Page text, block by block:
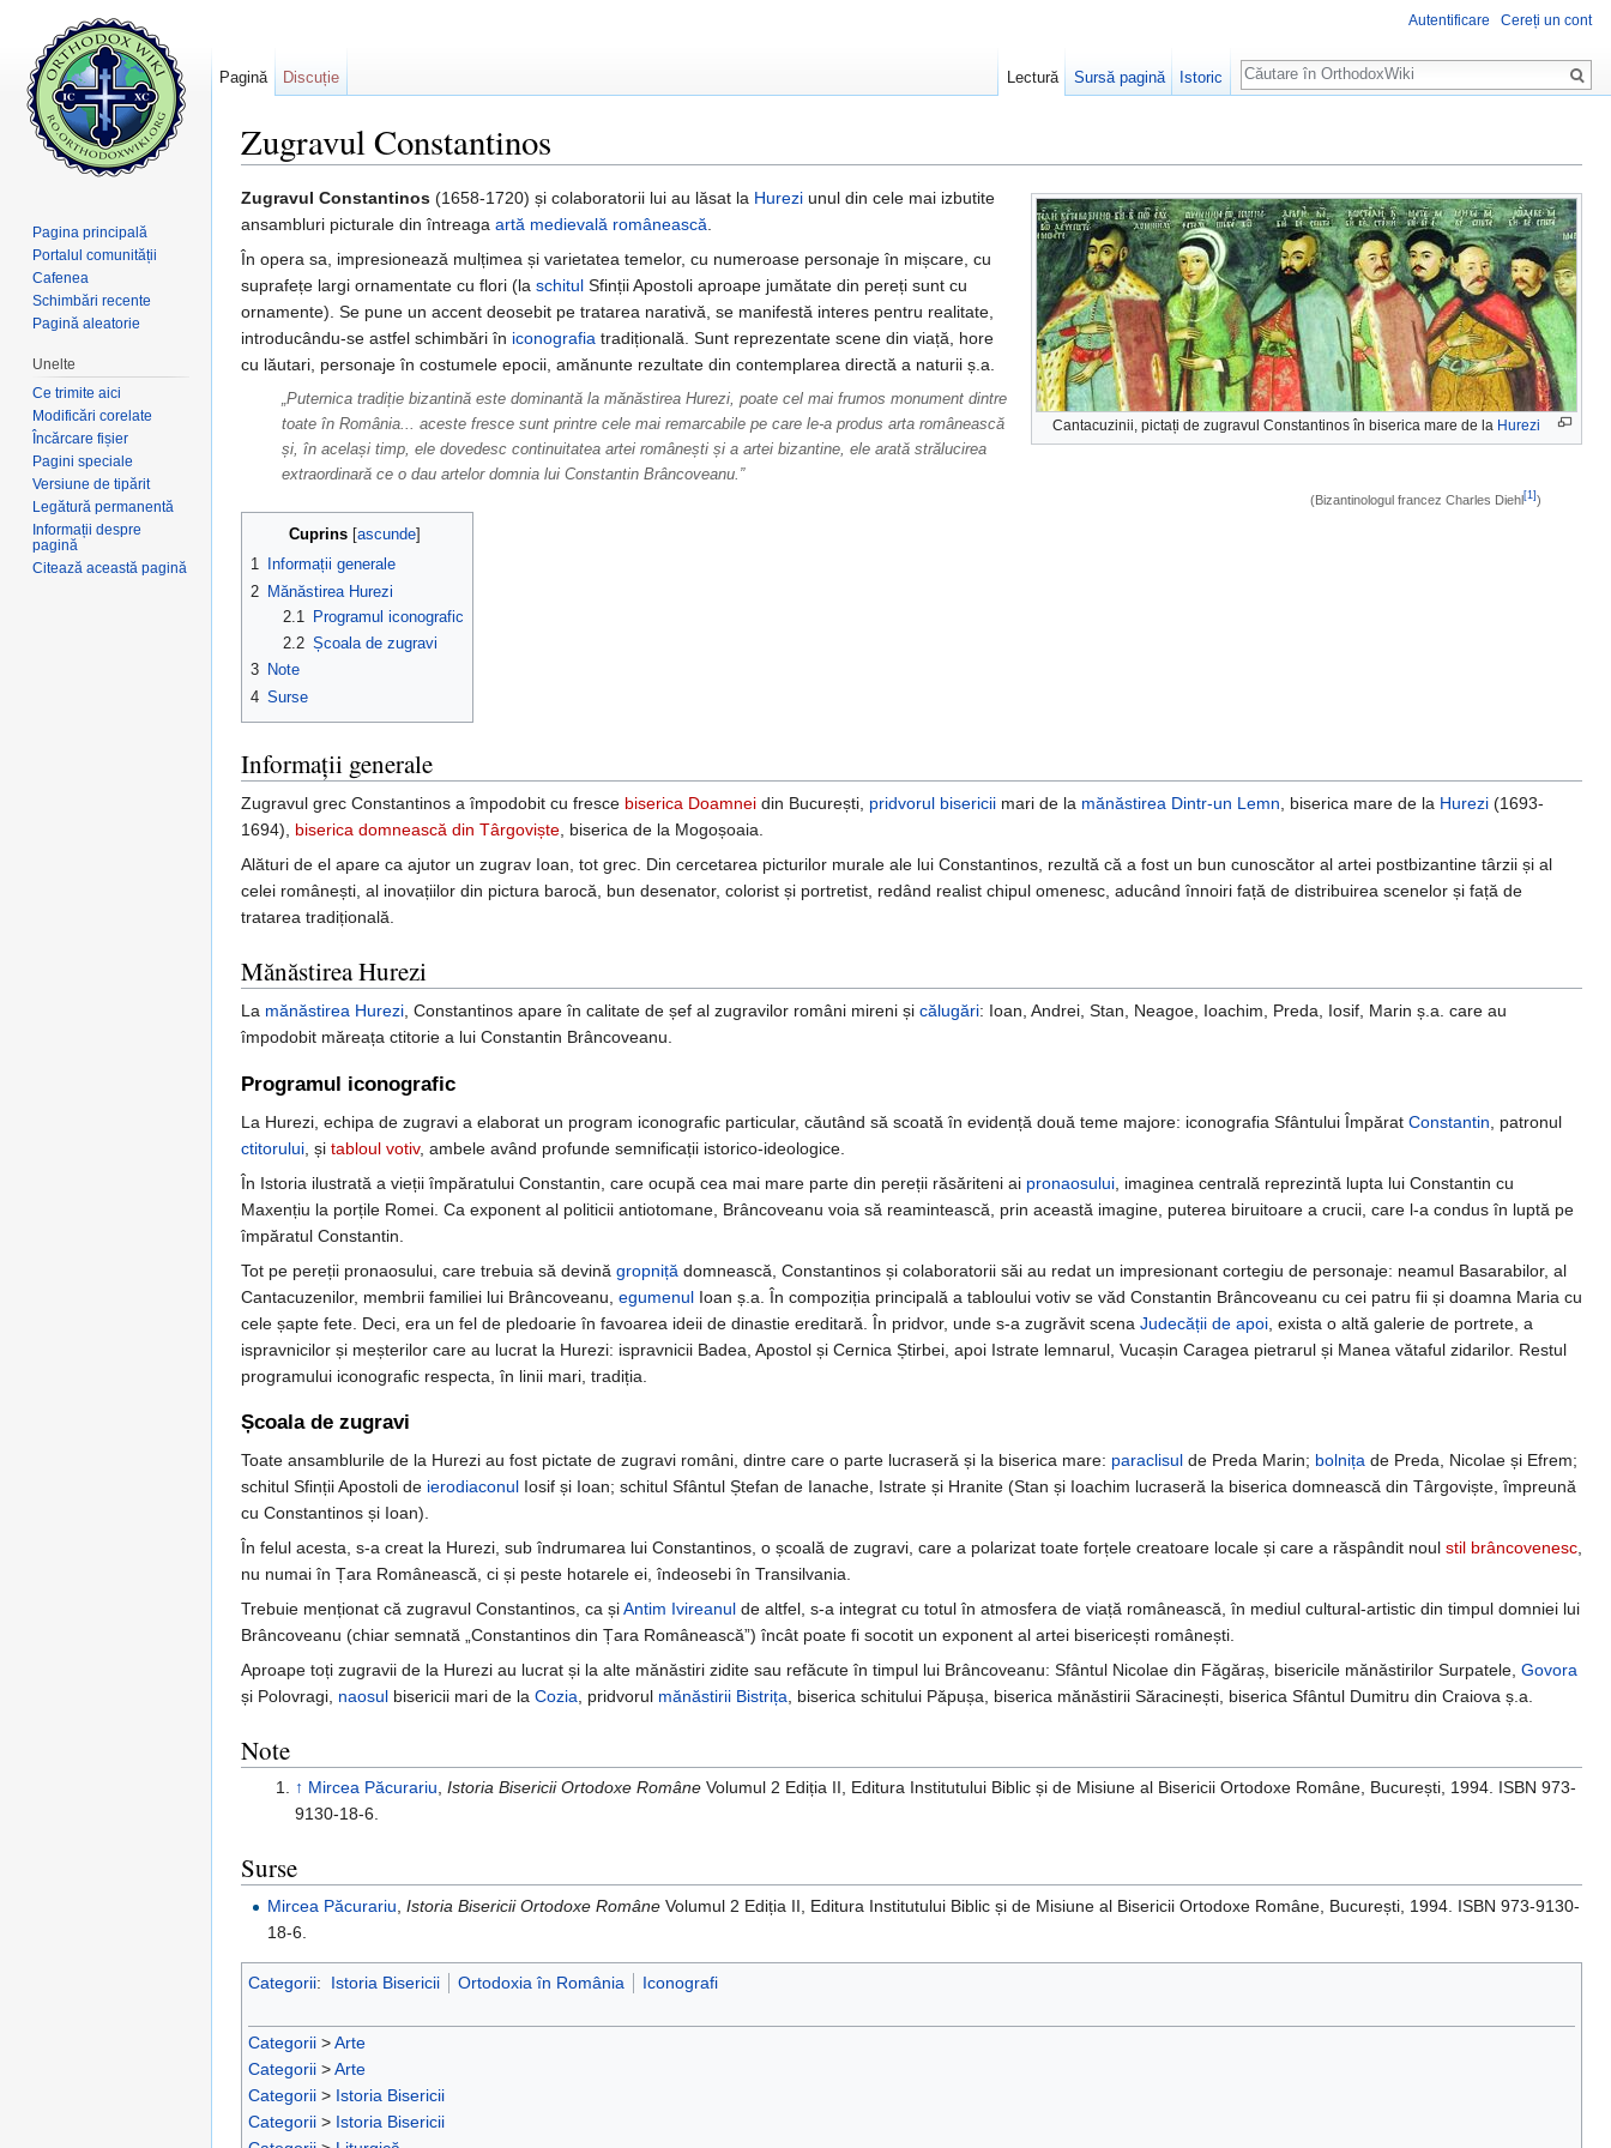
Zugravul Constantinos
Cantacuzinii, pictați de zugravul Constantinos în biserica mare de la Hurezi
Zugravul Constantinos (1658-1720) și colaboratorii lui au lăsat la Hurezi unul din cele mai izbutite
ansambluri picturale din întreaga artă medievală românească.
În opera sa, impresionează mulțimea și varietatea temelor, cu numeroase personaje în mișcare, cu
suprafețe largi ornamentate cu flori (la schitul Sfinții Apostoli aproape jumătate din pereți sunt cu
ornamente). Se pune un accent deosebit pe tratarea narativă, se manifestă interes pentru realitate,
introducându-se astfel schimbări în iconografia tradițională. Sunt reprezentate scene din viață, hore
cu lăutari, personaje în costumele epocii, amănunte rezultate din contemplarea directă a naturii ș.a.
„Puternica tradiție bizantină este dominantă la mănăstirea Hurezi, poate cel mai frumos monument dintre
toate în România... aceste fresce sunt printre cele mai remarcabile pe care le-a produs arta românească
și, în același timp, ele dovedesc continuitatea artei românești și a artei bizantine, ele arată strălucirea
extraordinară ce o dau artelor domnia lui Constantin Brâncoveanu.”
(Bizantinologul francez Charles Diehl [1])
Cuprins ascunde
1
Informații generale
2 Mănăstirea Hurezi
2.1
Programul iconografic
2.2 Școala de zugravi
3 Note
4 Surse
Informații generale
Zugravul grec Constantinos a împodobit cu fresce biserica Doamnei din București, pridvorul bisericii mari de la mănăstirea Dintr-un Lemn, biserica mare de la Hurezi (1693-
1694), biserica domnească din Târgoviște, biserica de la Mogoșoaia.
Alături de el apare ca ajutor un zugrav Ioan, tot grec. Din cercetarea picturilor murale ale lui Constantinos, rezultă că a fost un bun cunoscător al artei postbizantine târzii și al
celei românești, al inovațiilor din pictura barocă, bun desenator, colorist și portretist, redând realist chipul omenesc, aducând înnoiri față de distribuirea scenelor și față de
tratarea tradițională.
Mănăstirea Hurezi
La mănăstirea Hurezi, Constantinos apare în calitate de șef al zugravilor români mireni și călugări: Ioan, Andrei, Stan, Neagoe, Ioachim, Preda, Iosif, Marin ș.a. care au
împodobit măreața ctitorie a lui Constantin Brâncoveanu.
Programul iconografic
La Hurezi, echipa de zugravi a elaborat un program iconografic particular, căutând să scoată în evidență două teme majore: iconografia Sfântului Împărat Constantin , patronul
ctitorului , și tabloul votiv, ambele având profunde semnificații istorico-ideologice.
În Istoria ilustrată a vieții împăratului Constantin, care ocupă cea mai mare parte din pereții răsăriteni ai pronaosului , imaginea centrală reprezintă lupta lui Constantin cu
Maxențiu la porțile Romei. Ca exponent al politicii antiotomane, Brâncoveanu voia să reamintească, prin această imagine, puterea biruitoare a crucii, care l-a condus în luptă pe
împăratul Constantin.
Tot pe pereții pronaosului, care trebuia să devină gropniță domnească, Constantinos și colaboratorii săi au redat un impresionant cortegiu de personaje: neamul Basarabilor, al
Cantacuzenilor, membrii familiei lui Brâncoveanu, egumenul Ioan ș.a. În compoziția principală a tabloului votiv se văd Constantin Brâncoveanu cu cei patru fii și doamna Maria cu
cele șapte fete. Deci, era un fel de pledoarie în favoarea ideii de dinastie ereditară. În pridvor, unde s-a zugrăvit scena Judecății de apoi , exista o altă galerie de portrete, a
ispravnicilor și meșterilor care au lucrat la Hurezi: ispravnicii Badea, Apostol și Cernica Știrbei, apoi Istrate lemnarul, Vucașin Caragea pietrarul și Manea vătaful zidarilor. Restul
programului iconografic respecta, în linii mari, tradiția.
Școala de zugravi
Toate ansamblurile de la Hurezi au fost pictate de zugravi români, dintre care o parte lucraseră și la biserica mare: paraclisul de Preda Marin; bolnița de Preda, Nicolae și Efrem;
schitul Sfinții Apostoli de ierodiaconul Iosif și Ioan; schitul Sfântul Ștefan de Ianache, Istrate și Hranite (Stan și Ioachim lucraseră la biserica domnească din Târgoviște, împreună
cu Constantinos și Ioan).
În felul acesta, s-a creat la Hurezi, sub îndrumarea lui Constantinos, o școală de zugravi, care a polarizat toate forțele creatoare locale și care a răspândit noul stil brâncovenesc,
nu numai în Țara Românească, ci și peste hotarele ei, îndeosebi în Transilvania.
Trebuie menționat că zugravul Constantinos, ca șiAntim Ivireanul de altfel, s-a integrat cu totul în atmosfera de viață românească, în mediul cultural-artistic din timpul domniei lui
Brâncoveanu (chiar semnată „Constantinos din Țara Românească”) încât poate fi socotit un exponent al artei bisericești românești.
Aproape toți zugravii de la Hurezi au lucrat și la alte mănăstiri zidite sau refăcute în timpul lui Brâncoveanu: Sfântul Nicolae din Făgăraș, bisericile mănăstirilor Surpatele, Govora
și Polovragi, naosul bisericii mari de la Cozia, pridvorul mănăstirii Bistrița, biserica schitului Păpușa, biserica mănăstirii Săracinești, biserica Sfântul Dumitru din Craiova ș.a.
Note
↑ Mircea Păcurariu, Istoria Bisericii Ortodoxe RomâneVolumul 2 Ediția II, Editura Institutului Biblic și de Misiune al Bisericii Ortodoxe Române, București, 1994. ISBN 973-
9130-18-6.
Surse
Mircea Păcurariu ,Istoria Bisericii Ortodoxe Române Volumul 2 Ediția II, Editura Institutului Biblic și de Misiune al Bisericii Ortodoxe Române, București, 1994. ISBN 973-9130-
18-6.
Categorii: Istoria Bisericii Ortodoxia în România Iconografi
Categorii >Arte
Categorii >Arte
Categorii > Istoria Bisericii
Categorii > Istoria Bisericii
Autentificare Cereți un cont
Pagină Discuție Lectură Sursă pagină Istoric
Căutare
Pagina principală
Portalul comunității
Cafenea
Schimbări recente
Pagină aleatorie
Unelte
Ce trimite aici
Modificări corelate
Încărcare fișier
Pagini speciale
Versiune de tipărit
Legătură permanentă
Informații despre
pagină
Citează această pagină